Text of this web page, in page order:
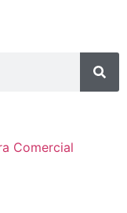
Comercial